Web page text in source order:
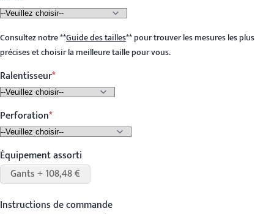
Consultez notre**Guide des tailles**pour trouver les mesures les plus
précises et choisir la meilleure taille pour vous.
Ralentisseur
Perforation
Équipement assorti
Gants + 108,48 €
Instructions de commande